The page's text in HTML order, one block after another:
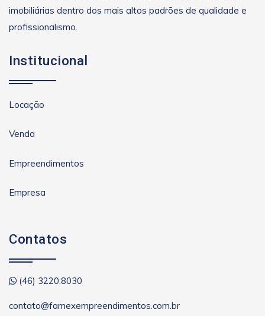
imobiliárias dentro dos mais altos padrões de qualidade e
profissionalismo.
Institucional
Locação
Venda
Empreendimentos
Empresa
Contatos
(46) 3220.8030
contato@famexempreendimentos.com.br